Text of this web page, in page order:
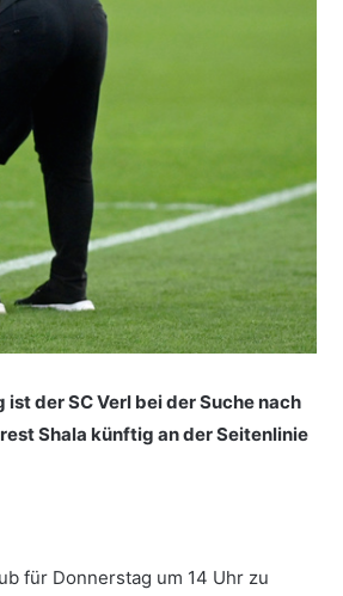
der SC Verl bei der Suche nach
Shala künftig an der Seitenlinie
für Donnerstag um 14 Uhr zu